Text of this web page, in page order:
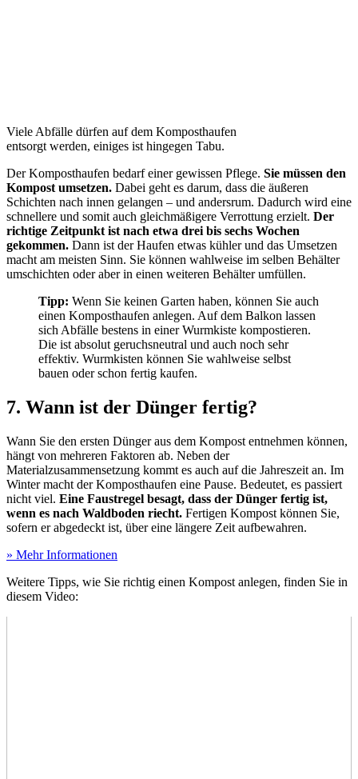
Viele Abfälle dürfen auf dem Komposthaufen
entsorgt werden, einiges ist hingegen Tabu.
Der Komposthaufen bedarf einer gewissen Pflege. Sie müssen den
Kompost umsetzen. Dabei geht es darum, dass die äußeren
Schichten nach innen gelangen – und andersrum. Dadurch wird eine
schnellere und somit auch gleichmäßigere Verrottung erzielt. Der
richtige Zeitpunkt ist nach etwa drei bis sechs Wochen
gekommen. Dann ist der Haufen etwas kühler und das Umsetzen
macht am meisten Sinn. Sie können wahlweise im selben Behälter
umschichten oder aber in einen weiteren Behälter umfüllen.
Tipp: Wenn Sie keinen Garten haben, können Sie auch
einen Komposthaufen anlegen. Auf dem Balkon lassen
sich Abfälle bestens in einer Wurmkiste kompostieren.
Die ist absolut geruchsneutral und auch noch sehr
effektiv. Wurmkisten können Sie wahlweise selbst
bauen oder schon fertig kaufen.
7. Wann ist der Dünger fertig?
Wann Sie den ersten Dünger aus dem Kompost entnehmen können,
hängt von mehreren Faktoren ab. Neben der
Materialzusammensetzung kommt es auch auf die Jahreszeit an. Im
Winter macht der Komposthaufen eine Pause. Bedeutet, es passiert
nicht viel. Eine Faustregel besagt, dass der Dünger fertig ist,
wenn es nach Waldboden riecht. Fertigen Kompost können Sie,
sofern er abgedeckt ist, über eine längere Zeit aufbewahren.
» Mehr Informationen
Weitere Tipps, wie Sie richtig einen Kompost anlegen, finden Sie in
diesem Video: